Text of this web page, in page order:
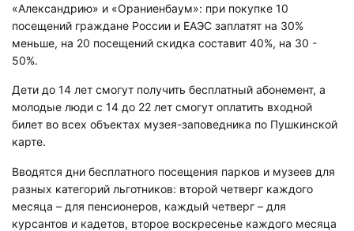
«Александрию» и «Ораниенбаум»: при покупке 10
посещений граждане России и ЕАЭС заплатят на 30%
меньше, на 20 посещений скидка составит 40%, на 30 -
50%.
Дети до 14 лет смогут получить бесплатный абонемент, а
молодые люди с 14 до 22 лет смогут оплатить входной
билет во всех объектах музея-заповедника по Пушкинской
карте.
Вводятся дни бесплатного посещения парков и музеев для
разных категорий льготников: второй четверг каждого
месяца – для пенсионеров, каждый четверг – для
курсантов и кадетов, второе воскресенье каждого месяца